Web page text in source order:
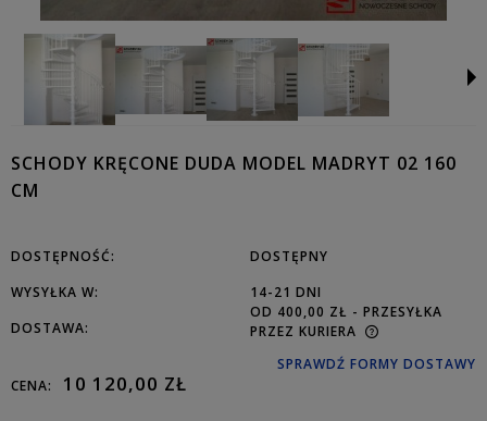
SCHODY KRĘCONE DUDA MODEL MADRYT 02 160
CM
DOSTĘPNOŚĆ:
DOSTĘPNY
WYSYŁKA W:
14-21 DNI
DOSTAWA:
OD 400,00 ZŁ - PRZESYŁKA
PRZEZ KURIERA
SPRAWDŹ FORMY DOSTAWY
CENA:
10 120,00 ZŁ